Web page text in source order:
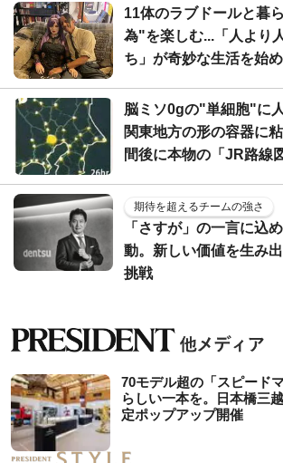
11体のラブドールと暮
為"を楽しむ...「人より
ち」が奇妙な生活を始
脳ミソ0gの"単細胞"に
関東地方の形の容器に
間後に本物の「JR路線
期待を超えるチームの強さ
「さすが」の一言に込
動。新しい価値を生み
挑戦
70モデル超の「スピード
らしい一本を。日本橋三
定ポップアップ開催